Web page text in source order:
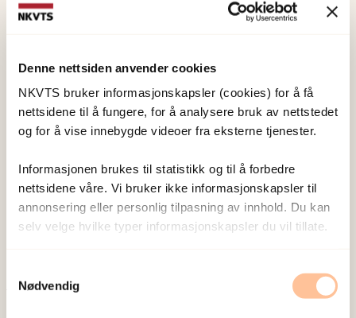
Denne nettsiden anvender cookies
NKVTS bruker informasjonskapsler (cookies) for å få
nettsidene til å fungere, for å analysere bruk av nettstedet
og for å vise innebygde videoer fra eksterne tjenester.
Informasjonen brukes til statistikk og til å forbedre
nettsidene våre. Vi bruker ikke informasjonskapsler til
annonsering eller personlig tilpasning av innhold. Du kan
selv velge hvilke typer informasjonskapsler du vil tillate.
Nødvendig
Forskningsleder
Vis profil
Wentzel-Larsen, Tore
Forsker emeritus
Vis profil